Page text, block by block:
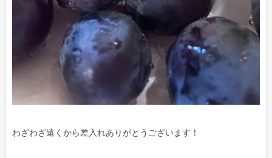
わざわざ遠くから差入れありがとうございます！